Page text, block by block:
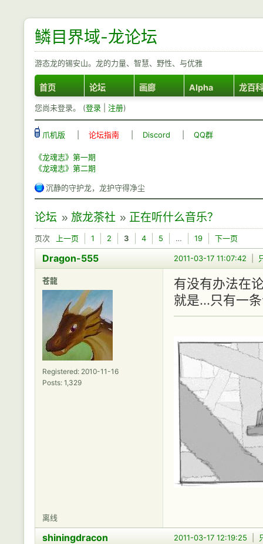
鳞目界域-龙论坛
游态龙的锡安山。龙的力量、智慧、野性、与优雅
首页 论坛 画廊 Alpha 龙百科
您尚未登录。 (登录 注册)
爪机版 论坛指南 Discord QQ群
《龙魂志》第一期
《龙魂志》第二期
沉静的守护龙，龙护守得净尘
论坛 » 旅龙茶社 » 正在听什么音乐？
页次 上一页 1 2 3 4 5 … 19 下一页
2011-03-17 11:07:42
Dragon-555
苍龍
Registered: 2010-11-16
Posts: 1,329
有没有办法在
就是...只有一
离线
2011-03-17 12:19:25
shiningdracon